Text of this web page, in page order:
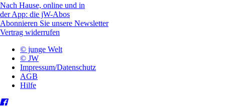
Nach Hause, online und in
der App: die jW-Abos
Abonnieren Sie unsere Newsletter
Vertrag widerrufen
© junge Welt
© JW
Impressum/Datenschutz
AGB
Hilfe